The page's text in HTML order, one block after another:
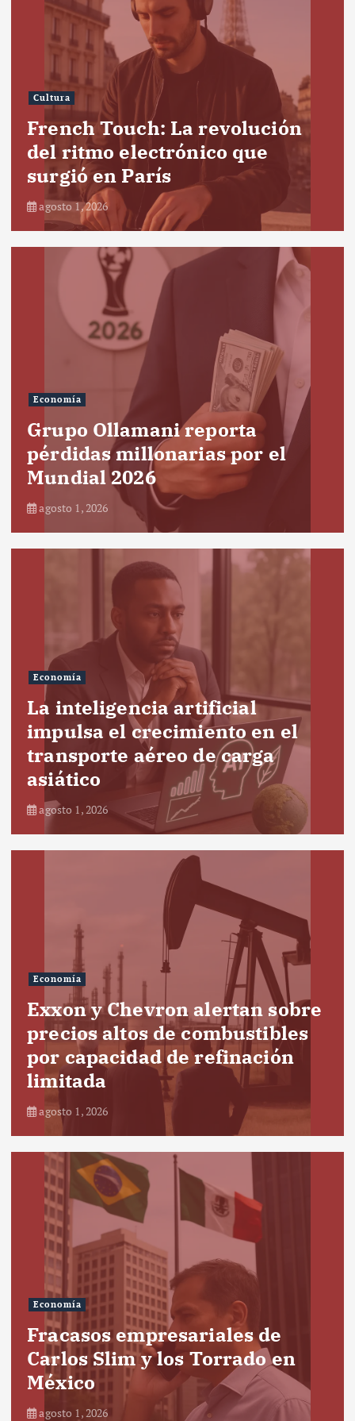
Cultura
French Touch: La revolución
del ritmo electrónico que
surgió en París
agosto 1, 2026
Economía
Grupo Ollamani reporta
pérdidas millonarias por el
Mundial 2026
agosto 1, 2026
Economía
La inteligencia artificial
impulsa el crecimiento en el
transporte aéreo de carga
asiático
agosto 1, 2026
Economía
Exxon y Chevron alertan sobre
precios altos de combustibles
por capacidad de refinación
limitada
agosto 1, 2026
Economía
Fracasos empresariales de
Carlos Slim y los Torrado en
México
agosto 1, 2026